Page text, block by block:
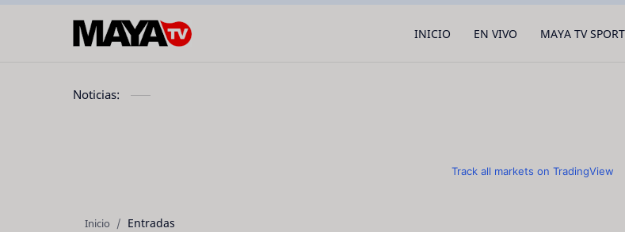
INICIO EN VIVO MAYA TV
Noticias:
Track all markets on TradingView
Inicio Entradas